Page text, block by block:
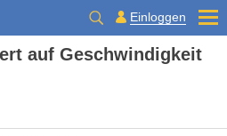
Einloggen
auf Geschwindigkeit